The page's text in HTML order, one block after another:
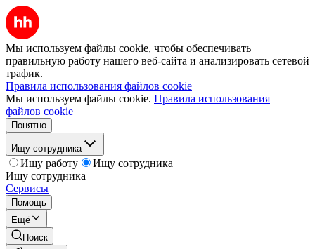
Мы используем файлы cookie, чтобы обеспечивать
правильную работу нашего веб-сайта и анализировать сетевой
трафик.
Правила использования файлов cookie
Мы используем файлы cookie. Правила использования
файлов cookie
Понятно
Ищу сотрудника
Ищу работу
Ищу сотрудника
Ищу сотрудника
Сервисы
Помощь
Ещё
Поиск